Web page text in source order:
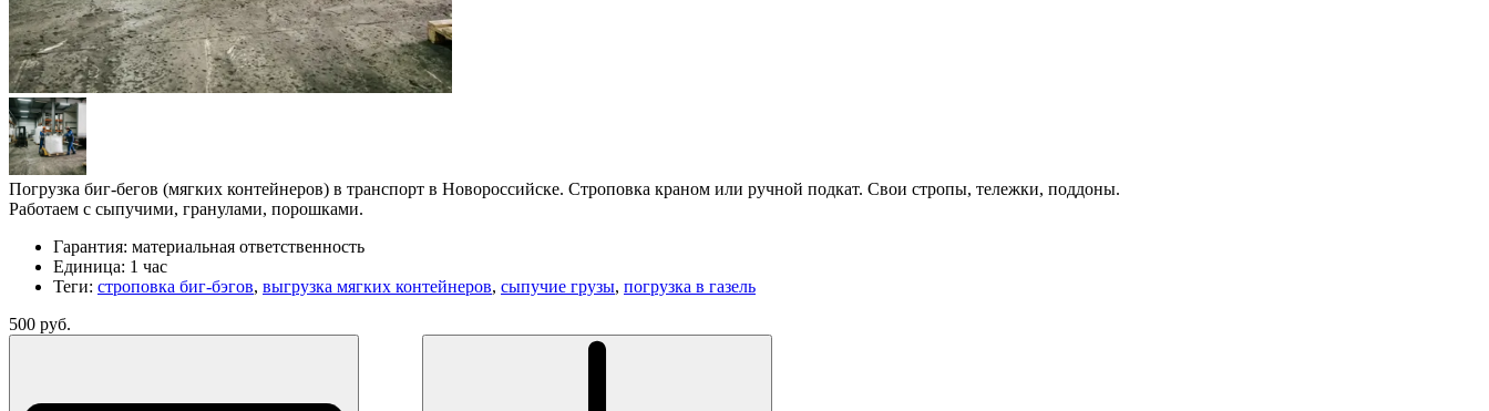
Погрузка биг-бегов (мягких контейнеров) в транспорт в Новороссийске. Строповка краном или ручной подкат. Свои стропы, тележки, поддоны.
Работаем с сыпучими, гранулами, порошками.
Гарантия: материальная ответственность
Единица: 1 час
Теги: строповка биг-бэгов, выгрузка мягких контейнеров, сыпучие грузы, погрузка в газель
500 руб.